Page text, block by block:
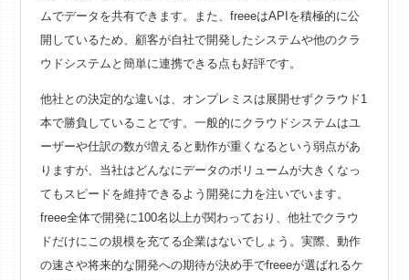
ムでデータを共有できます。また、freeeはAPIを積極的に公
開しているため、顧客が自社で開発したシステムや他のクラ
ウドシステムと簡単に連携できる点も好評です。
他社との決定的な違いは、オンプレミスは展開せずクラウド1
本で勝負していることです。一般的にクラウドシステムはユ
ーザーや仕訳の数が増えると動作が重くなるという弱点があ
りますが、当社はどんなにデータのボリュームが大きくなっ
てもスピードを維持できるよう開発に力を注いでいます。
freee全体で開発に100名以上が関わっており、他社でクラウ
ドだけにこの規模を充てる企業はないでしょう。実際、動作
の速さや将来的な開発への期待が決め手でfreeeが選ばれるケ